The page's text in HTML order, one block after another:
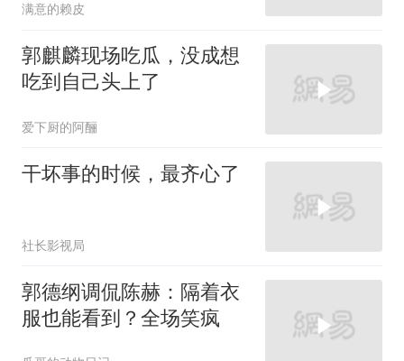
满意的赖皮
郭麒麟现场吃瓜，没成想
吃到自己头上了
爱下厨的阿酾
干坏事的时候，最齐心了
社长影视局
郭德纲调侃陈赫：隔着衣
服也能看到？全场笑疯